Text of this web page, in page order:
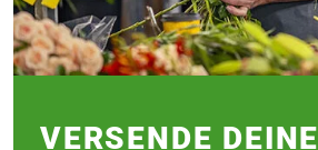
VERSENDE DEINE